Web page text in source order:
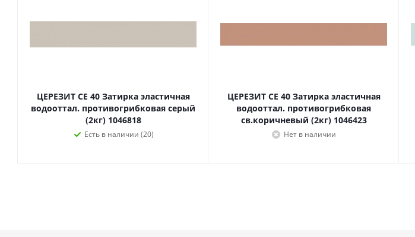
ЦЕРЕЗИТ CE 40 Затирка эластичная
водооттал. противогрибковая серый
(2кг) 1046818
Есть в наличии (20)
ЦЕРЕЗИТ CE 40 Затирка эластичная
водооттал. противогрибковая
св.коричневый (2кг) 1046423
Нет в наличии